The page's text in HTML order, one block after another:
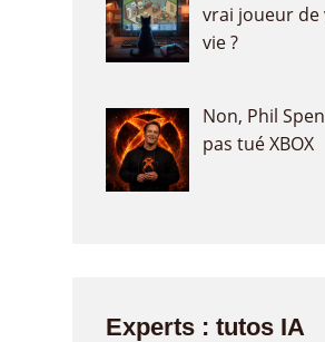
vrai joueur de
vie ?
Non, Phil
pas tué XBOX
Experts : tutos IA